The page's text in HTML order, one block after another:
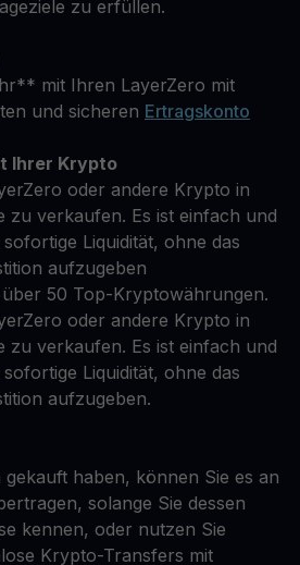
zu erfüllen.
mit Ihren LayerZero mit
und sicheren Ertragskonto
Ihrer Krypto
oder andere Krypto in
zu verkaufen. Es ist einfach und
Liquidität, ohne das
aufzugeben
über 50 Top-Kryptowährungen.
oder andere Krypto in
zu verkaufen. Es ist einfach und
Liquidität, ohne das
aufzugeben.
gekauft haben, können Sie es an
solange Sie dessen
kennen, oder nutzen Sie
Krypto-Transfers mit